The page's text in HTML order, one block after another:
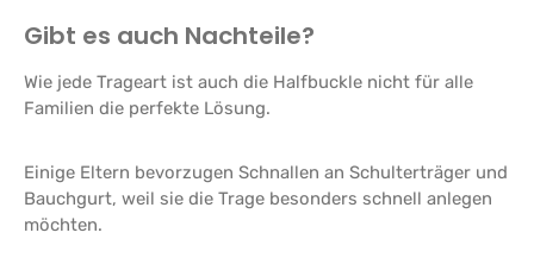
Gibt es auch Nachteile?
Wie jede Trageart ist auch die Halfbuckle nicht für alle
Familien die perfekte Lösung.
Einige Eltern bevorzugen Schnallen an Schulterträger und
Bauchgurt, weil sie die Trage besonders schnell anlegen
möchten.